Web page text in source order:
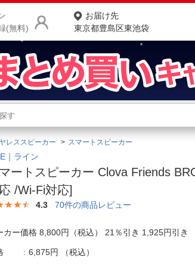
(無料)
お届け先
東京都豊島区東池袋
商品をさがす
ランキングからさがす
ご利用ガイド
レススピーカー スマートスピーカー
｜ライン
ートスピーカー Clova Friends
/Wi-Fi対応]
4.3 70件の商品レビュー
カー価格 8,800円（税込） 21％引き 1,925円引き
6,875円
（税込）